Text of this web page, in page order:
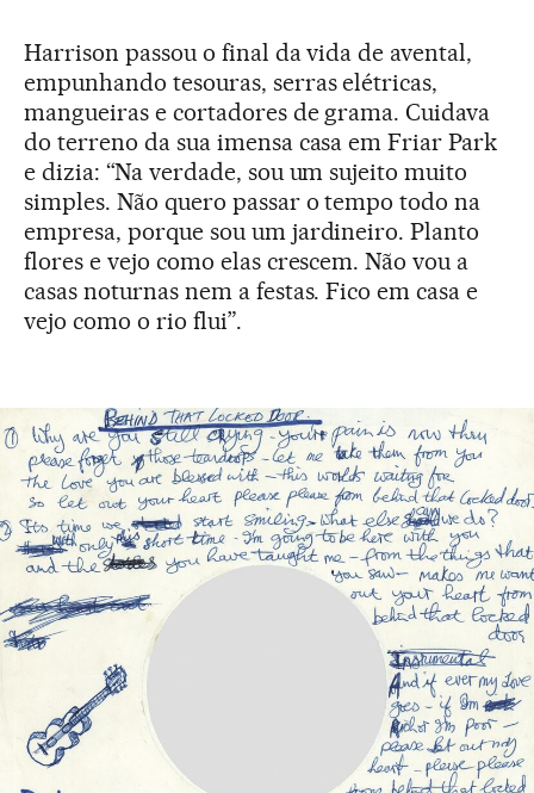
Harrison passou o final da vida de avental,
empunhando tesouras, serras elétricas,
mangueiras e cortadores de grama. Cuidava
do terreno da sua imensa casa em Friar Park
e dizia: “Na verdade, sou um sujeito muito
simples. Não quero passar o tempo todo na
empresa, porque sou um jardineiro. Planto
flores e vejo como elas crescem. Não vou a
casas noturnas nem a festas. Fico em casa e
vejo como o rio flui”.